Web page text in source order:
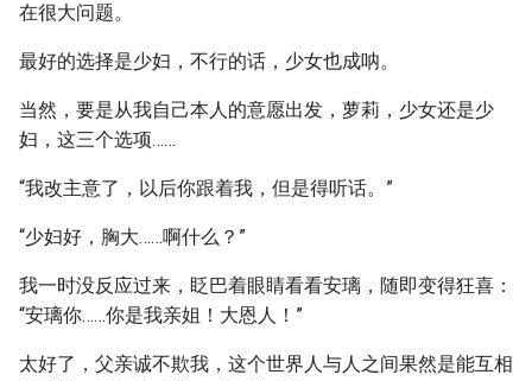
在很大问题。
最好的选择是少妇，不行的话，少女也成呐。
当然，要是从我自己本人的意愿出发，萝莉，少女还是少
妇，这三个选项……
“我改主意了，以后你跟着我，但是得听话。”
“少妇好，胸大……啊什么？”
我一时没反应过来，眨巴着眼睛看看安璃，随即变得狂喜：
“安璃你……你是我亲姐！大恩人！”
太好了，父亲诚不欺我，这个世界人与人之间果然是能互相